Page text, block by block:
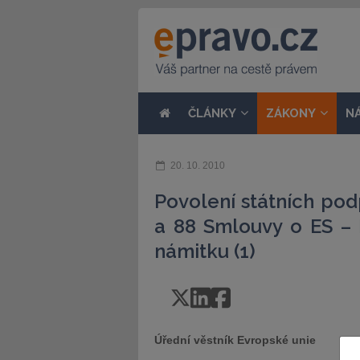
ČLÁNKY ZÁKONY
20. 10. 2010
Povolení státních
a 88 Smlouvy o ES
námitku (1)
Úřední věstník Evropské unie